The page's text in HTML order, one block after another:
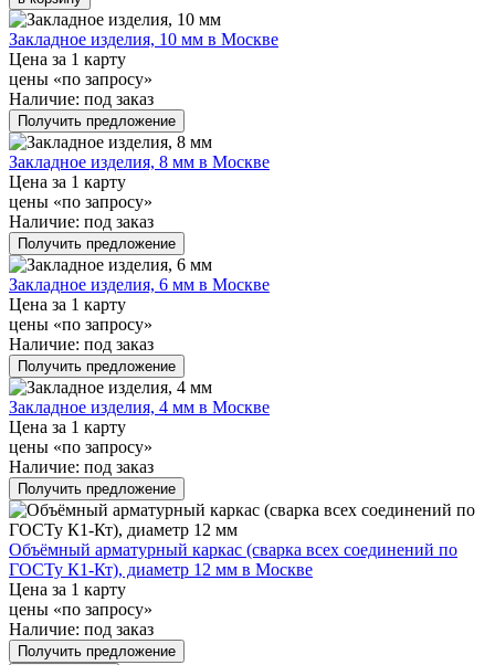
Закладное изделия, 10 мм в Москве
Цена за 1 карту
цены «по запросу»
Наличие: под заказ
Получить предложение
Закладное изделия, 8 мм в Москве
Цена за 1 карту
цены «по запросу»
Наличие: под заказ
Получить предложение
Закладное изделия, 6 мм в Москве
Цена за 1 карту
цены «по запросу»
Наличие: под заказ
Получить предложение
Закладное изделия, 4 мм в Москве
Цена за 1 карту
цены «по запросу»
Наличие: под заказ
Получить предложение
Объёмный арматурный каркас (сварка всех соединений по
ГОСТу К1-Кт), диаметр 12 мм в Москве
Цена за 1 карту
цены «по запросу»
Наличие: под заказ
Получить предложение